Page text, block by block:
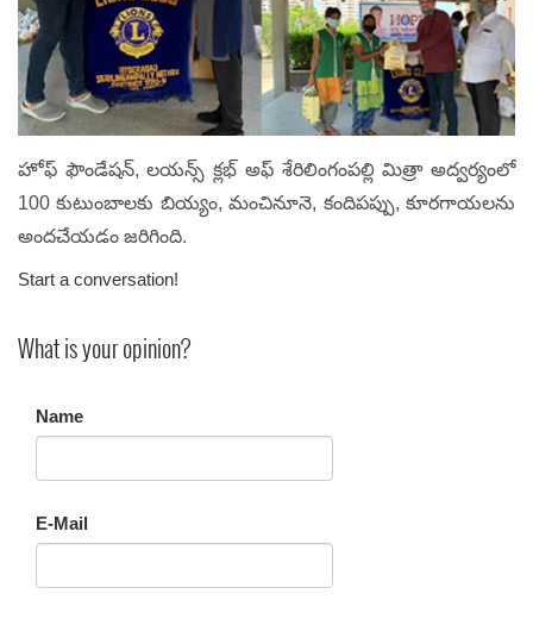
హోఫ్ ఫౌండేషన్, లయన్స్ క్లభ్ అఫ్ శేరిలింగంపల్లి మిత్రా అద్వర్యంలో
100 కుటుంబాలకు బియ్యం, మంచినూనె, కందిపప్పు, కూరగాయలను
అందచేయడం జరిగింది.
Start a conversation!
What is your opinion?
Name
E-Mail